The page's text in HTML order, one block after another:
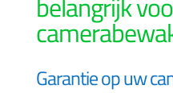
Garantie op uw